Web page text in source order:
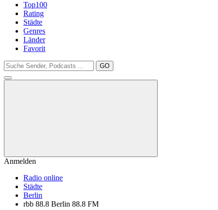
Top100
Rating
Städte
Genres
Länder
Favorit
GO
Anmelden
Radio online
Städte
Berlin
rbb 88.8 Berlin 88.8 FM